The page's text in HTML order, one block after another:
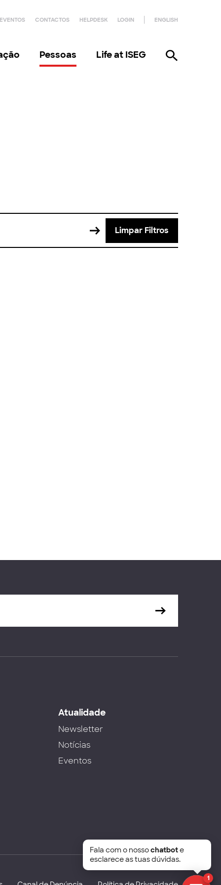
EVENTOS CONTACTOS HELPDESK LOGIN ENGLISH
Pessoas Life at ISEG
Limpar Filtros
Atualidade
Newsletter
Notícias
Eventos
1
Fala com o nossochatbote
esclarece as tuas dúvidas.